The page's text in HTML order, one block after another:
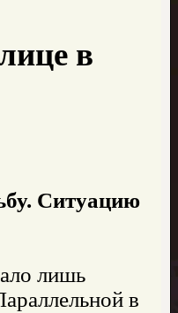
в
Ситуацию
лишь
в